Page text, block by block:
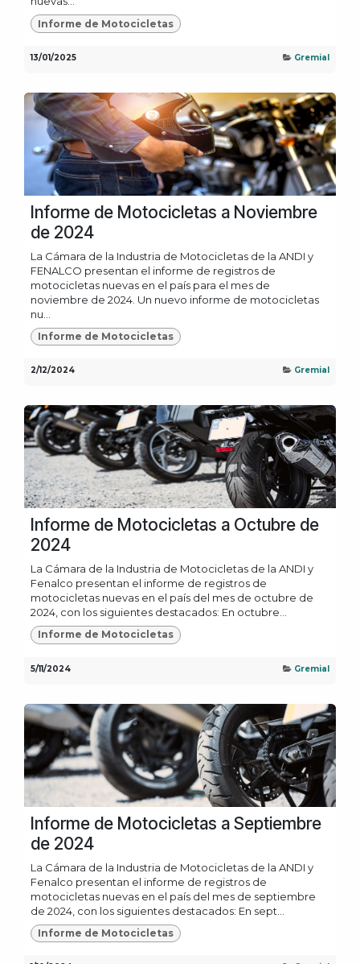
Informe de Motocicletas
13/01/2025 Gremial
Informe de Motocicletas a Noviembre
de 2024
La Cámara de la Industria de Motocicletas de la ANDI y
FENALCO presentan el informe de registros de
motocicletas nuevas en el país para el mes de
noviembre de 2024. Un nuevo informe de motocicletas
nu...
Informe de Motocicletas
2/12/2024 Gremial
Informe de Motocicletas a Octubre de
2024
La Cámara de la Industria de Motocicletas de la ANDI y
Fenalco presentan el informe de registros de
motocicletas nuevas en el país del mes de octubre de
2024, con los siguientes destacados: En octubre...
Informe de Motocicletas
5/11/2024 Gremial
Informe de Motocicletas a Septiembre
de 2024
La Cámara de la Industria de Motocicletas de la ANDI y
Fenalco presentan el informe de registros de
motocicletas nuevas en el país del mes de septiembre
de 2024, con los siguientes destacados: En sept...
Informe de Motocicletas